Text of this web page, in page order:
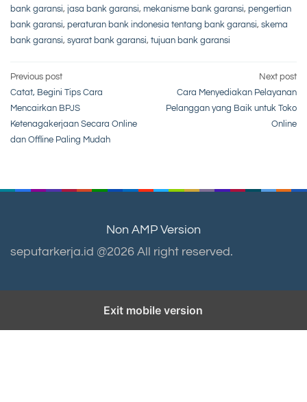
bank garansi, jasa bank garansi, mekanisme bank garansi, pengertian
bank garansi, peraturan bank indonesia tentang bank garansi, skema
bank garansi, syarat bank garansi, tujuan bank garansi
Post
navigation
Previous post
Catat, Begini Tips Cara
Mencairkan BPJS
Ketenagakerjaan Secara Online
dan Offline Paling Mudah
Next post
Cara Menyediakan Pelayanan
Pelanggan yang Baik untuk Toko
Online
Non AMP Version
seputarkerja.id @2026 All right reserved.
Exit mobile version